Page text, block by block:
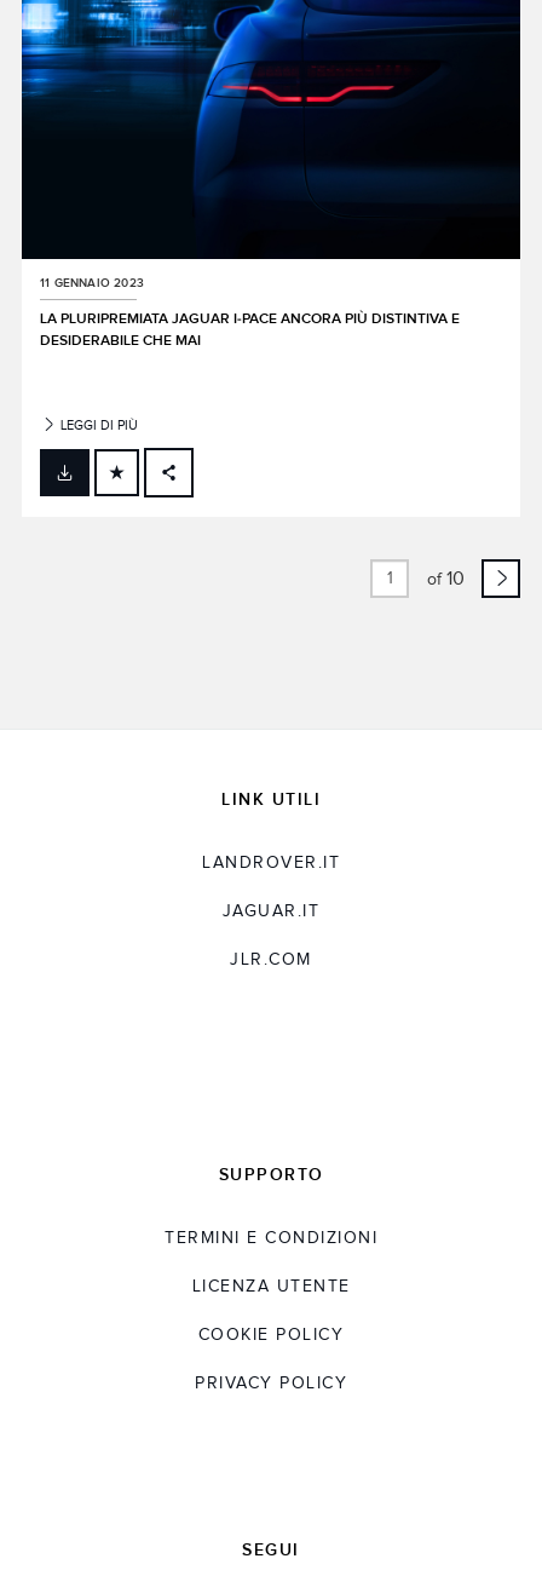
11 GENNAIO 2023
LA PLURIPREMIATA JAGUAR I‑PACE ANCORA PIÙ DISTINTIVA E
DESIDERABILE CHE MAI
LEGGI DI PIÙ
FACEBOOK
of 10
LINK UTILI
LANDROVER.IT
JAGUAR.IT
JLR.COM
SUPPORTO
TERMINI E CONDIZIONI
LICENZA UTENTE
COOKIE POLICY
PRIVACY POLICY
SEGUI